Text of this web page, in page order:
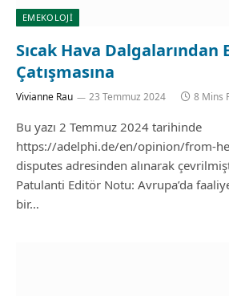
EMEKOLOJI
Sıcak Hava Dalgalarından
Çatışmasına
Vivianne Rau 23 Temmuz 2024 8 Mins
Bu yazı 2 Temmuz 2024 tarihinde
https://adelphi.de/en/opinion/from-
disputes adresinden alınarak
Patulanti Editör Notu: Avrupa’da
bir…